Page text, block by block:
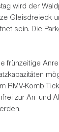
wird der
Gleisdreieck
sein. Die
frühzeitige
RMV-
zur An- und